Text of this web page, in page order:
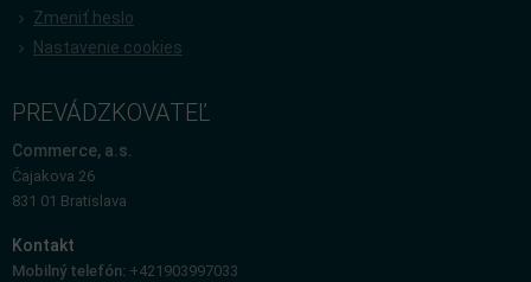
Zmeniť heslo
Nastavenie cookies
PREVÁDZKOVATEĽ
Commerce, a.s.
Čajakova 26
831 01 Bratislava
Kontakt
Mobilný telefón: +421903997033